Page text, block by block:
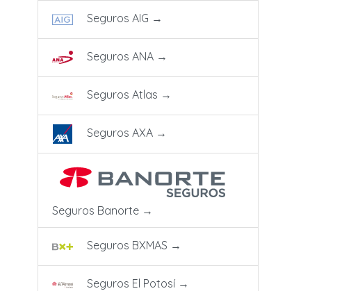
Seguros AIG →
Seguros ANA →
Seguros Atlas →
Seguros AXA →
Seguros Banorte →
Seguros BXMAS →
Seguros El Potosí →